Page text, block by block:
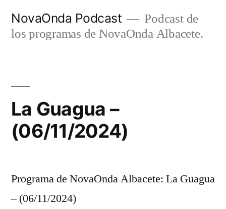
NovaOnda Podcast
Podcast de
los programas de NovaOnda Albacete.
La Guagua –
(06/11/2024)
Programa de NovaOnda Albacete: La Guagua
– (06/11/2024)